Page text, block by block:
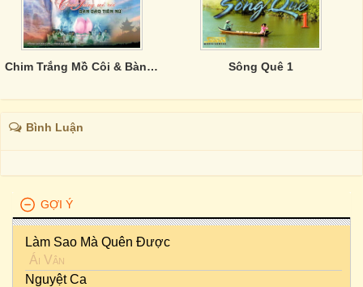
Chim Trắng Mồ Côi & Bàn Đào Tiên Nữ Sông Quê 1
Bình Luận
GỢI Ý
Làm Sao Mà Quên Được
Ái Vân
Nguyệt Ca